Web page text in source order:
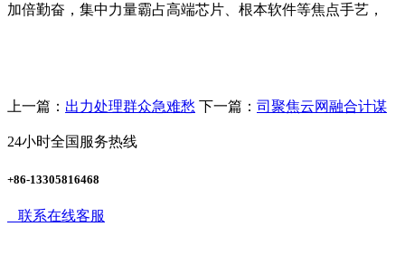
加倍勤奋，集中力量霸占高端芯片、根本软件等焦点手艺，
上一篇： 出力处理群众急难愁 下一篇： 司聚焦云网融合计谋
24小时全国服务热线
+86-13305816468
联系在线客服